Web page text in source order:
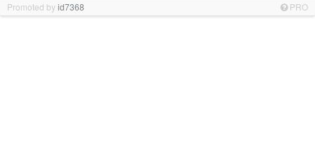
Promoted byid7368 PRO